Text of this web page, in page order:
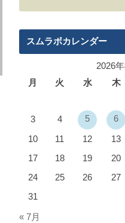
スムラボカレンダー
2026年
月
火 水 木
3 4 5 6
10 11 12 13
17
18 19 20
24
25 26 27
31
« 7月